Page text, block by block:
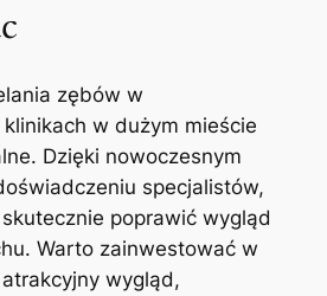
zębów w
w dużym mieście
Dzięki nowoczesnym
specjalistów,
poprawić wygląd
Warto zainwestować w
wygląd,